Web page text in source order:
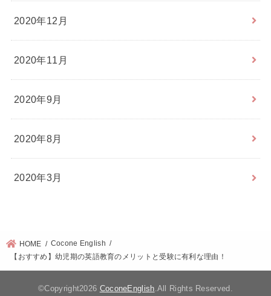
2020年12月
2020年11月
2020年9月
2020年8月
2020年3月
HOME
Cocone English
【おすすめ】幼児期の英語教育のメリットと受験に有利な理由！
©Copyright2026 CoconeEnglish .All Rights Reserved.